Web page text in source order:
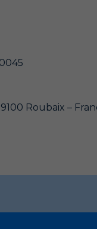
Roubaix –